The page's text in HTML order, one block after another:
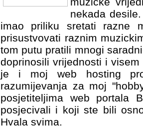
nekada
imao priliku sretati razne
prisustvovati raznim
tom putu pratili mnogi
doprinosili vrijednosti i
je i moj web hosting
razumijevanja za moj
posjetiteljima web portala
posjecivali i koji ste bili
Hvala svima.